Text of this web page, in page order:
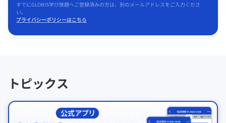
すでにGLOBIS学び放題へご登録済みの方は、別のメールアドレスをご入力くださ
い。
プライバシーポリシーはこちら
トピックス